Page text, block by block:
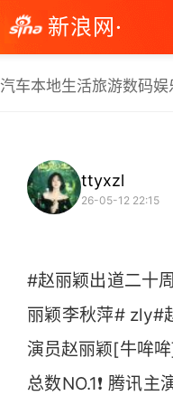
新浪网·
汽车本地生活旅游数码娱
ttyxzl
26-05-12 22:15
#赵丽颖出道二十
丽颖李秋萍# zly#
演员赵丽颖[牛哞
总数NO.1❗ 腾讯